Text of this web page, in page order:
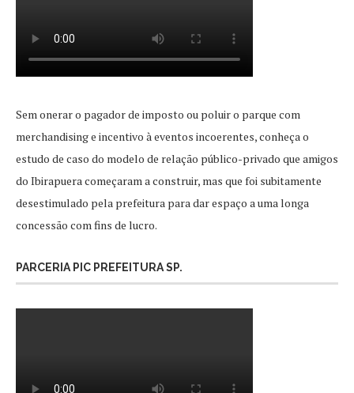
Sem onerar o pagador de imposto ou poluir o parque com
merchandising e incentivo à eventos incoerentes, conheça o
estudo de caso do modelo de relação público-privado que amigos
do Ibirapuera começaram a construir, mas que foi subitamente
desestimulado pela prefeitura para dar espaço a uma longa
concessão com fins de lucro.
PARCERIA PIC PREFEITURA SP.